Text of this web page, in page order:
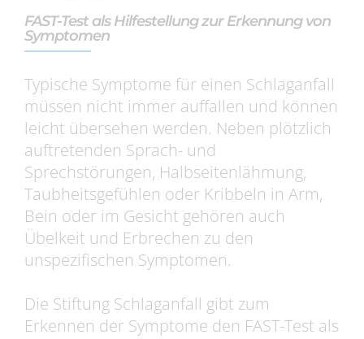
FAST-Test als Hilfestellung zur Erkennung von
Symptomen
Typische Symptome für einen Schlaganfall
müssen nicht immer auffallen und können
leicht übersehen werden. Neben plötzlich
auftretenden Sprach- und
Sprechstörungen, Halbseitenlähmung,
Taubheitsgefühlen oder Kribbeln in Arm,
Bein oder im Gesicht gehören auch
Übelkeit und Erbrechen zu den
unspezifischen Symptomen.
Die Stiftung Schlaganfall gibt zum
Erkennen der Symptome den FAST-Test als